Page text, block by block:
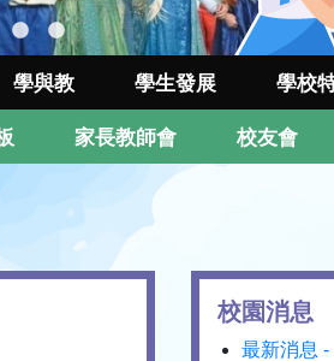
學與教 學生發展 學校
家長教師會 校友會
校園消息
最新消息